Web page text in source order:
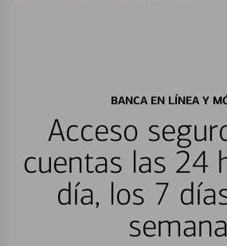
BANCA EN LÍNEA Y
Acceso
cuentas las 24
día, los 7
semana